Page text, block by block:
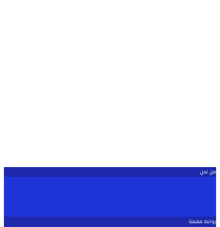
من نحن
روابط مهمة